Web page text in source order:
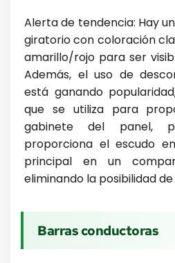
Alerta de tendencia: Hay
giratorio con coloración
amarillo/rojo para ser
Además, el uso de
está ganando
que se utiliza para
gabinete del panel,
proporciona el escudo
principal en un
eliminando la posibilidad
Barras conductoras